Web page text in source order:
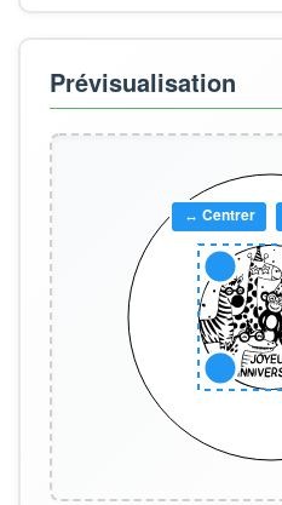
Prévisualisation
↔ Centrer